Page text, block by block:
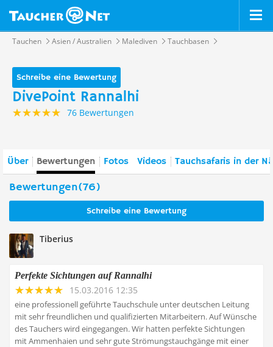
Tauchen Asien / Australien Malediven Tauchbasen
Schreibe eine Bewertung
DivePoint Rannalhi
76 Bewertungen
Über Bewertungen Fotos Videos Tauchsafaris in der
Bewertungen(76)
Schreibe eine Bewertung
Tiberius
Perfekte Sichtungen auf Rannalhi
15.03.2016 12:35
eine professionell geführte Tauchschule unter deutschen Leitung
mit sehr freundlichen und qualifizierten Mitarbeitern. Auf Wünsche
des Tauchers wird eingegangen. Wir hatten perfekte Sichtungen
mit Ammenhaien und sehr gute Strömungstauchgänge mit einer